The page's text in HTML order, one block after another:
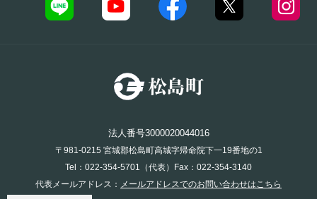
法人番号3000020044016
〒981-0215 宮城郡松島町高城字帰命院下一19番地の1
Tel：022-354-5701（代表）Fax：022-354-3140
代表メールアドレス： メールアドレスでのお問い合わせはこちら